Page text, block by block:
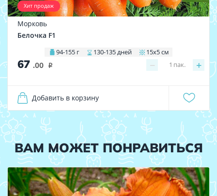
Хит продаж
Морковь
Белочка F1
94-155 г 130-135 дней 15х5 см
67 .00 i − +
1 пак.
Добавить в корзину
ВАМ МОЖЕТ ПОНРАВИТЬСЯ